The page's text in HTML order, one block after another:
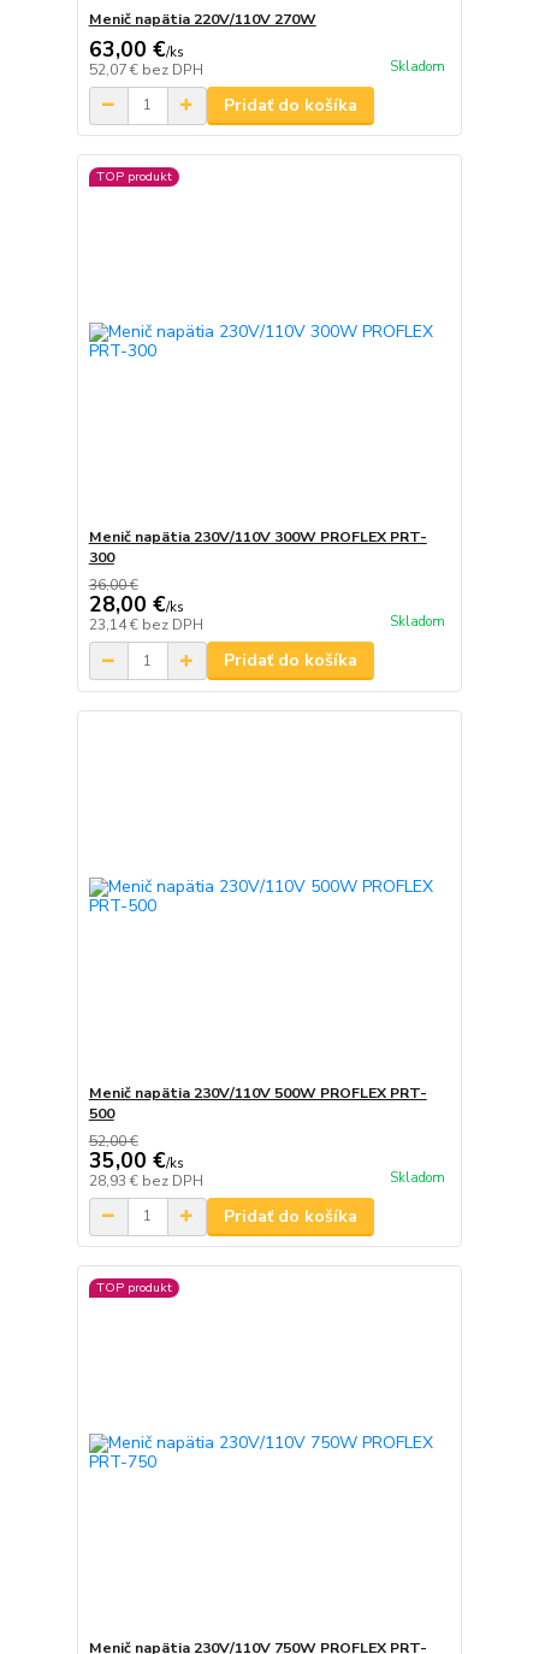
Menič napätia 220V/110V 270W
63,00 €/ks
52,07 € bez DPH Skladom
Pridať do košíka
TOP produkt
Menič napätia 230V/110V 300W PROFLEX PRT-
300
36,00 €
28,00 €/ks
23,14 € bez DPH Skladom
Pridať do košíka
Menič napätia 230V/110V 500W PROFLEX PRT-
500
52,00 €
35,00 €/ks
28,93 € bez DPH Skladom
Pridať do košíka
TOP produkt
Menič napätia 230V/110V 750W PROFLEX PRT-